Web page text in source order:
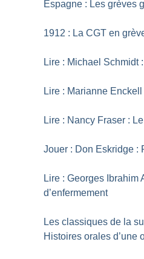
Espagne : Les grèves
1912 : La CGT en
Lire : Michael Schmidt
Lire : Marianne
Lire : Nancy Fraser :
Jouer : Don Eskridge :
Lire : Georges Ibrahim
d’enfermement
Les classiques de la
Histoires orales d’une